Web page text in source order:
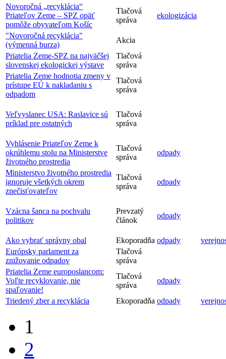
Novoročná „recyklácia“
Priateľov Zeme – SPZ opäť
pomôže obyvateľom Košíc
Tlačová
správa
ekologizácia
"Novoročná recyklácia"
(výmenná burza)
Akcia
Priatelia Zeme-SPZ na najväčšej
slovenskej ekologickej výstave
Tlačová
správa
Priatelia Zeme hodnotia zmeny v
prístupe EÚ k nakladaniu s
odpadom
Tlačová
správa
Veľvyslanec USA: Raslavice sú
príklad pre ostatných
Tlačová
správa
Vyhlásenie Priateľov Zeme k
okrúhlemu stolu na Ministerstve
životného prostredia
Tlačová
správa
odpady
Ministerstvo životného prostredia
ignoruje všetkých okrem
znečisťovateľov
Tlačová
správa
odpady
Vzácna šanca na pochvalu
politikov
Prevzatý
článok
odpady
Ako vybrať správny obal Ekoporadňa odpady
Európsky parlament za
znižovanie odpadov
Tlačová
správa
Priatelia Zeme europoslancom:
Voľte recyklovanie, nie
spaľovanie!
Tlačová
správa
odpady
Triedený zber a recyklácia Ekoporadňa odpady
1
2